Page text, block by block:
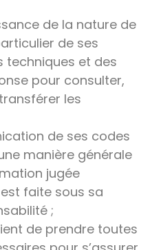
de la nature de
de ses
techniques et des
pour consulter,
les
de ses codes
manière générale
jugée
faite sous sa
;
de prendre toutes